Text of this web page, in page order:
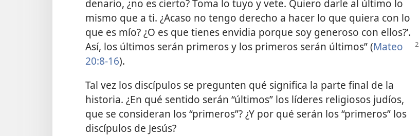
denario, ¿no es cierto? Toma lo tuyo y vete. Quiero darle al último lo
mismo que a ti. ¿Acaso no tengo derecho a hacer lo que quiera con lo
que es mío? ¿O es que tienes envidia porque soy generoso con ellos?’.
Así, los últimos serán primeros y los primeros serán últimos” (Mateo
20:8-16).
Tal vez los discípulos se pregunten qué significa la parte final de la
historia. ¿En qué sentido serán “últimos” los líderes religiosos judíos,
que se consideran los “primeros”? ¿Y por qué serán los “primeros” los
discípulos de Jesús?